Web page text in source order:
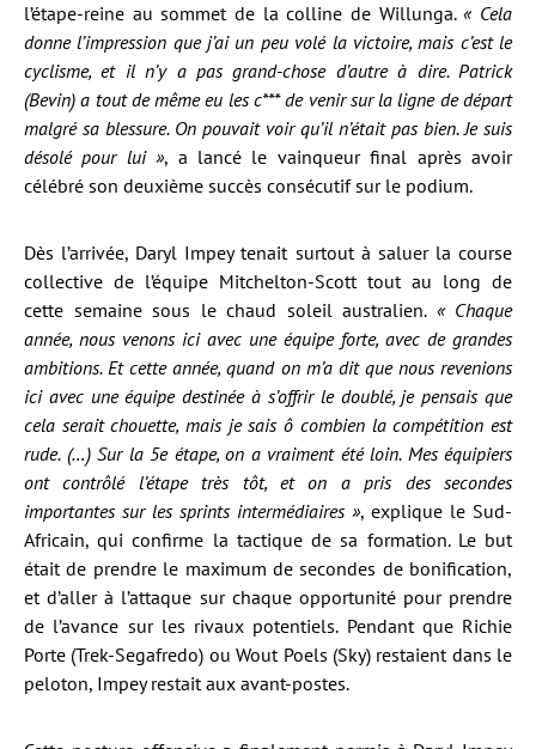
l’étape-reine au sommet de la colline de Willunga.« Cela
donne l’impression que j’ai un peu volé la victoire, mais c’est le
cyclisme, et il n’y a pas grand-chose d’autre à dire. Patrick
(Bevin) a tout de même eu les c*** de venir sur la ligne de départ
malgré sa blessure. On pouvait voir qu’il n’était pas bien. Je suis
désolé pour lui », a lancé le vainqueur final après avoir
célébré son deuxième succès consécutif sur le podium.
Dès l’arrivée, Daryl Impey tenait surtout à saluer la course
collective de l’équipe Mitchelton-Scott tout au long de
cette semaine sous le chaud soleil australien. « Chaque
année, nous venons ici avec une équipe forte, avec de grandes
ambitions. Et cette année, quand on m’a dit que nous revenions
ici avec une équipe destinée à s’offrir le doublé, je pensais que
cela serait chouette, mais je sais ô combien la compétition est
rude. (…) Sur la 5e étape, on a vraiment été loin. Mes équipiers
ont contrôlé l’étape très tôt, et on a pris des secondes
importantes sur les sprints intermédiaires », explique le Sud-
Africain, qui confirme la tactique de sa formation. Le but
était de prendre le maximum de secondes de bonification,
et d’aller à l’attaque sur chaque opportunité pour prendre
de l’avance sur les rivaux potentiels. Pendant que Richie
Porte (Trek-Segafredo) ou Wout Poels (Sky) restaient dans le
peloton, Impey restait aux avant-postes.